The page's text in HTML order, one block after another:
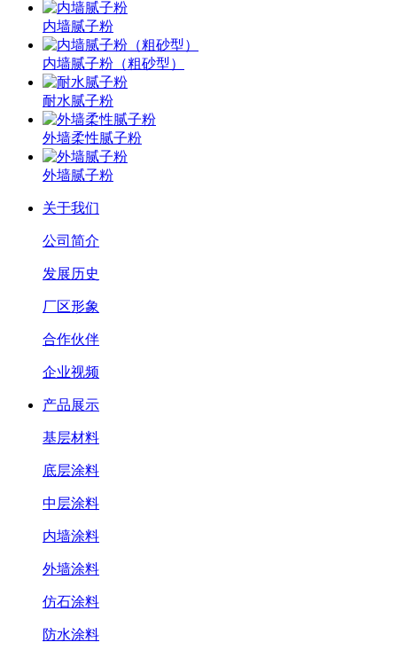
内墙腻子粉
内墙腻子粉（粗砂型）
耐水腻子粉
外墙柔性腻子粉
外墙腻子粉
关于我们
公司简介
发展历史
厂区形象
合作伙伴
企业视频
产品展示
基层材料
底层涂料
中层涂料
内墙涂料
外墙涂料
仿石涂料
防水涂料